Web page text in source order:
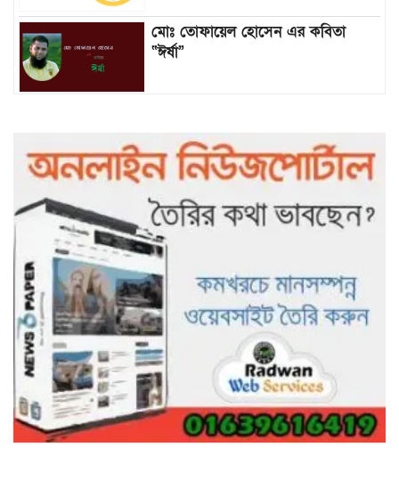
মোঃ তোফায়েল হোসেন এর কবিতা
“ঈর্ষা”
আটকে পড়া ১০ পর্যটককে উদ্ধার করল
পুলিশ ও ফায়ার সার্ভিস
গাছ না কেটে আমাদের পুড়িয়ে মারলে
ভালো হতো’: বন বিভাগের নিষ্ঠুরতায়
নিঃস্ব কৃষক